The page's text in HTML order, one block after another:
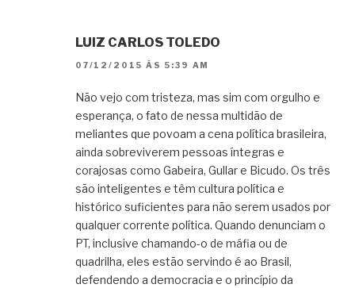
LUIZ CARLOS TOLEDO
07/12/2015 ÀS 5:39 AM
Não vejo com tristeza, mas sim com orgulho e
esperança, o fato de nessa multidão de
meliantes que povoam a cena política brasileira,
ainda sobreviverem pessoas íntegras e
corajosas como Gabeira, Gullar e Bicudo. Os três
são inteligentes e têm cultura política e
histórico suficientes para não serem usados por
qualquer corrente política. Quando denunciam o
PT, inclusive chamando-o de máfia ou de
quadrilha, eles estão servindo é ao Brasil,
defendendo a democracia e o princípio da